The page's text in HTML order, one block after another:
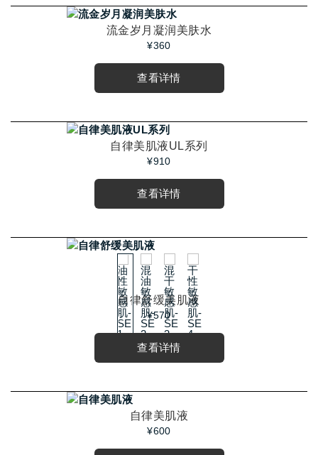
流金岁月凝润美肤水
¥360
查看详情
自律美肌液UL系列
¥910
查看详情
自律舒缓美肌液
¥570
查看详情
自律美肌液
¥600